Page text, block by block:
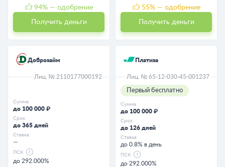
94% — одобрение
Получить деньги
55% — одобрение
Получить деньги
Доброзайм
Лиц. № 2110177000192
Сумма
до 100 000 ₽
Срок
до 365 дней
Ставка
—
ПСК
до 292.000%
Платиза
Лиц. № 65-12-030-45-001237
Первый бесплатно
Сумма
до 100 000 ₽
Срок
до 126 дней
Ставка
до 0.8% в день
ПСК
до 292.000%